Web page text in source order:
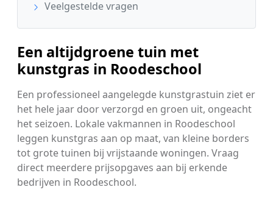
Veelgestelde vragen
Een altijdgroene tuin met
kunstgras in Roodeschool
Een professioneel aangelegde kunstgrastuin ziet er
het hele jaar door verzorgd en groen uit, ongeacht
het seizoen. Lokale vakmannen in Roodeschool
leggen kunstgras aan op maat, van kleine borders
tot grote tuinen bij vrijstaande woningen. Vraag
direct meerdere prijsopgaves aan bij erkende
bedrijven in Roodeschool.